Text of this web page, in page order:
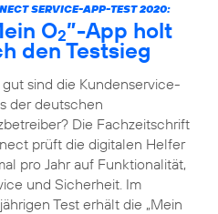
SERVICE-APP-TEST 2020:
O2”-App holt
den Testsieg
sind die Kundenservice-
der deutschen
Die Fachzeitschrift
prüft die digitalen Helfer
pro Jahr auf Funktionalität,
und Sicherheit. Im
Test erhält die „Mein